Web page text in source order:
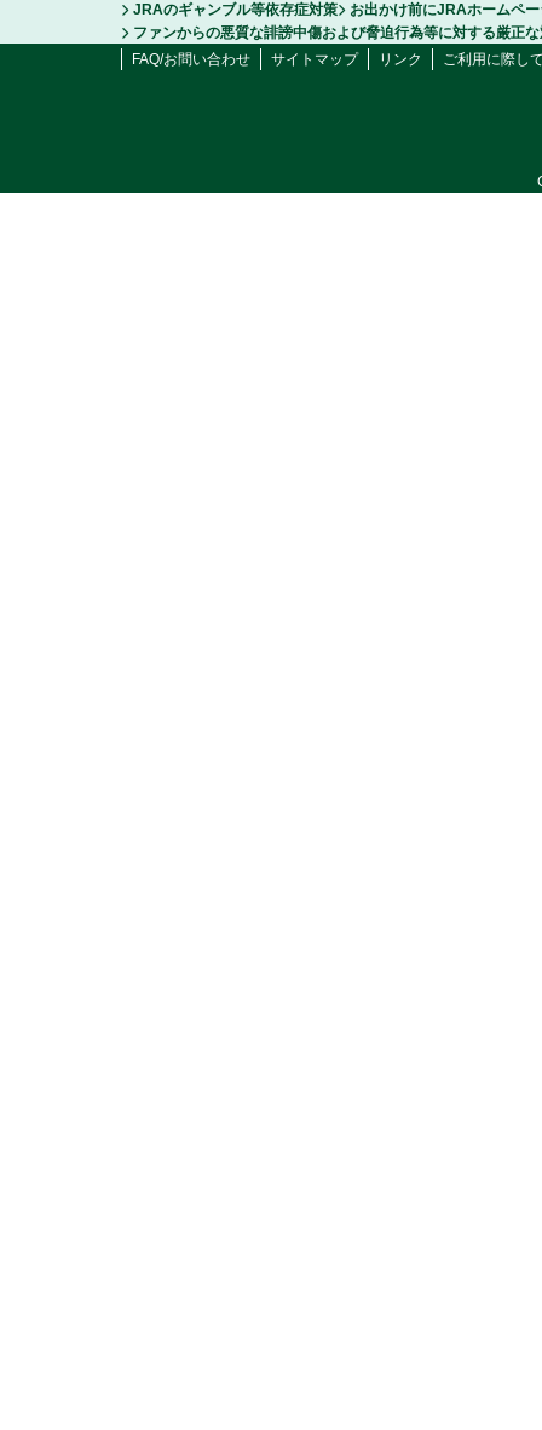
JRAのギャンブル等依存症対策
お出かけ前にJRAホームペ
ファンからの悪質な誹謗中傷および脅迫行為等に対する厳正
FAQ/お問い合わせ
サイトマップ リンク ご利用に際し